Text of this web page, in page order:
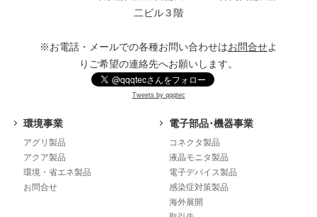
⼆ビル３階
※お電話・メールでの各種お問い合わせはお問合せよ
りご希望の連絡先へお願いします。
Tweets by qqqtec
環境事業
アグリ製品
アクア製品
環境・省エネ製品
お問合せ
電子部品･機器事業
コネクタ製品
液晶モニタ製品
電子デバイス製品
感染症対策製品
海外展開